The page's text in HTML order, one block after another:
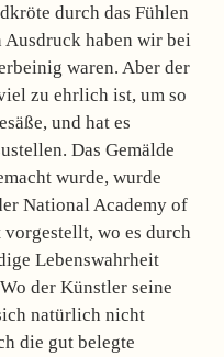
durch das Fühlen
haben wir bei
waren. Aber der
zu ehrlich ist, um so
und hat es
Das Gemälde
wurde, wurde
National Academy of
wo es durch
Lebenswahrheit
der Künstler seine
natürlich nicht
die gut belegte